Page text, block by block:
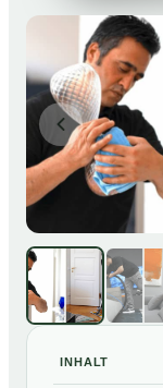
INHALT